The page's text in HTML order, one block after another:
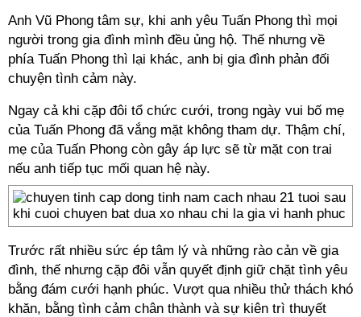
Anh Vũ Phong tâm sự, khi anh yêu Tuấn Phong thì mọi
người trong gia đình mình đều ủng hộ. Thế nhưng về
phía Tuấn Phong thì lại khác, anh bị gia đình phản đối
chuyện tình cảm này.
Ngay cả khi cặp đôi tổ chức cưới, trong ngày vui bố mẹ
của Tuấn Phong đã vắng mặt không tham dự. Thậm chí,
mẹ của Tuấn Phong còn gây áp lực sẽ từ mặt con trai
nếu anh tiếp tục mối quan hệ này.
Trước rất nhiều sức ép tâm lý và những rào cản về gia
đình, thế nhưng cặp đôi vẫn quyết định giữ chặt tình yêu
bằng đám cưới hạnh phúc. Vượt qua nhiều thử thách khó
khăn, bằng tình cảm chân thành và sự kiên trì thuyết